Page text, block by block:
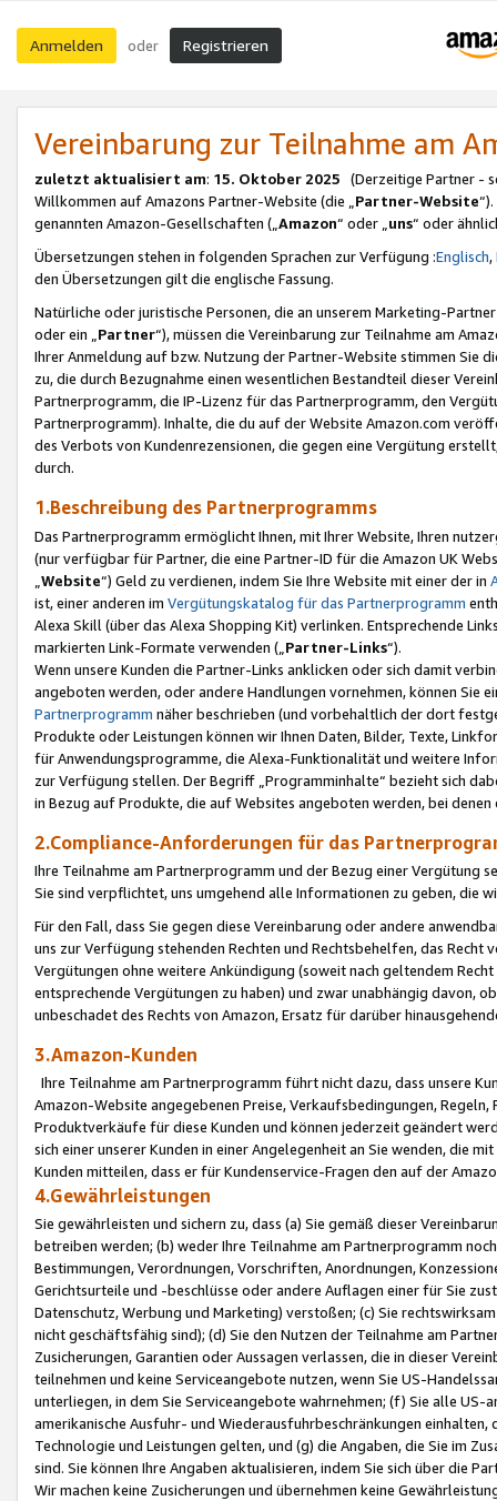
Anmelden oder Registrieren
Vereinbarung zur Teilnahme am
zuletzt aktualisiert am: 15. Oktober 2025 (Derzeitige Partner -
Willkommen auf Amazons Partner-Website (die „Partner-Website
genannten Amazon-Gesellschaften („Amazon“ oder „uns“ oder
Übersetzungen stehen in folgenden Sprachen zur Verfügung :Englisch,
den Übersetzungen gilt die englische Fassung.
Natürliche oder juristische Personen, die an unserem Marketing-
oder ein „Partner“), müssen die Vereinbarung zur Teilnahme am
Ihrer Anmeldung auf bzw. Nutzung der Partner-Website stimmen Sie
zu, die durch Bezugnahme einen wesentlichen Bestandteil dieser
Partnerprogramm, die IP-Lizenz für das Partnerprogramm, den
Partnerprogramm). Inhalte, die du auf der Website Amazon.com
des Verbots von Kundenrezensionen, die gegen eine Vergütung
durch.
1.Beschreibung des Partnerprogramms
Das Partnerprogramm ermöglicht Ihnen, mit Ihrer Website, Ihren
(nur verfügbar für Partner, die eine Partner-ID für die Amazon UK
Website“) Geld zu verdienen, indem Sie Ihre Website mit einer der in
ist, einer anderen im Vergütungskatalog für das Partnerprogramm
Alexa Skill (über das Alexa Shopping Kit) verlinken. Entsprechende
markierten Link-Formate verwenden („ Partner-Links“).
Wenn unsere Kunden die Partner-Links anklicken oder sich damit
angeboten werden, oder andere Handlungen vornehmen, können Sie
Partnerprogramm näher beschrieben (und vorbehaltlich der dort
Produkte oder Leistungen können wir Ihnen Daten, Bilder, Texte,
für Anwendungsprogramme, die Alexa-Funktionalität und weitere
zur Verfügung stellen. Der Begriff „Programminhalte“ bezieht sich
in Bezug auf Produkte, die auf Websites angeboten werden, bei
2.Compliance-Anforderungen für das
Ihre Teilnahme am Partnerprogramm und der Bezug einer Vergütung
Sie sind verpflichtet, uns umgehend alle Informationen zu geben, die
Für den Fall, dass Sie gegen diese Vereinbarung oder andere
uns zur Verfügung stehenden Rechten und Rechtsbehelfen, das
Vergütungen ohne weitere Ankündigung (soweit nach geltendem
entsprechende Vergütungen zu haben) und zwar unabhängig davon,
unbeschadet des Rechts von Amazon, Ersatz für darüber
3.Amazon-Kunden
Ihre Teilnahme am Partnerprogramm führt nicht dazu, dass unsere
Amazon-Website angegebenen Preise, Verkaufsbedingungen,
Produktverkäufe für diese Kunden und können jederzeit geändert
sich einer unserer Kunden in einer Angelegenheit an Sie wenden, die
Kunden mitteilen, dass er für Kundenservice-Fragen den auf der
4.Gewährleistungen
Sie gewährleisten und sichern zu, dass (a) Sie gemäß dieser
betreiben werden; (b) weder Ihre Teilnahme am Partnerprogramm
Bestimmungen, Verordnungen, Vorschriften, Anordnungen,
Gerichtsurteile und -beschlüsse oder andere Auflagen einer für Sie
Datenschutz, Werbung und Marketing) verstoßen; (c) Sie
nicht geschäftsfähig sind); (d) Sie den Nutzen der Teilnahme am
Zusicherungen, Garantien oder Aussagen verlassen, die in dieser
teilnehmen und keine Serviceangebote nutzen, wenn Sie US-
unterliegen, in dem Sie Serviceangebote wahrnehmen; (f) Sie alle
amerikanische Ausfuhr- und Wiederausfuhrbeschränkungen
Technologie und Leistungen gelten, und (g) die Angaben, die Sie im
sind. Sie können Ihre Angaben aktualisieren, indem Sie sich über die
Wir machen keine Zusicherungen und übernehmen keine